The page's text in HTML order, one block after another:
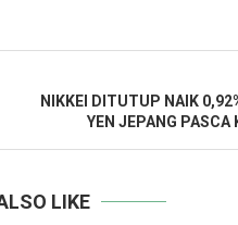
NIKKEI DITUTUP NAIK
YEN JEPANG PASCA
LIKE